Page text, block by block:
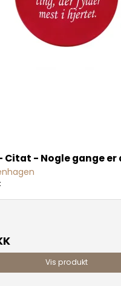
Citat - Nogle gange er
Vis produkt